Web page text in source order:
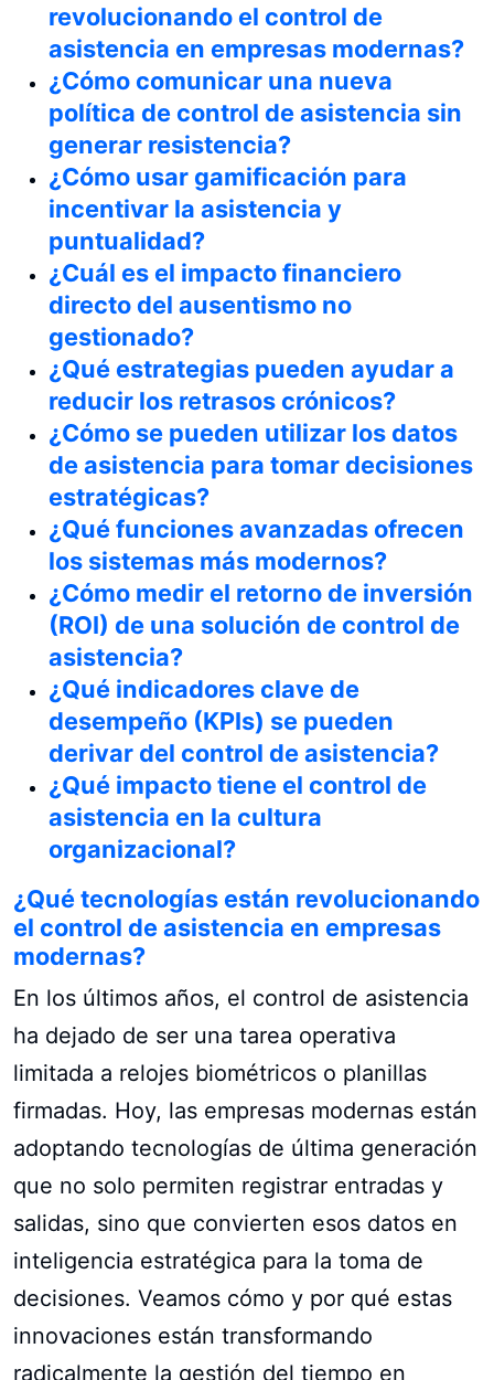
revolucionando el control de
asistencia en empresas modernas?
¿Cómo comunicar una nueva
política de control de asistencia sin
generar resistencia?
¿Cómo usar gamificación para
incentivar la asistencia y
puntualidad?
¿Cuál es el impacto financiero
directo del ausentismo no
gestionado?
¿Qué estrategias pueden ayudar a
reducir los retrasos crónicos?
¿Cómo se pueden utilizar los datos
de asistencia para tomar decisiones
estratégicas?
¿Qué funciones avanzadas ofrecen
los sistemas más modernos?
¿Cómo medir el retorno de inversión
(ROI) de una solución de control de
asistencia?
¿Qué indicadores clave de
desempeño (KPIs) se pueden
derivar del control de asistencia?
¿Qué impacto tiene el control de
asistencia en la cultura
organizacional?
¿Qué tecnologías están revolucionando
el control de asistencia en empresas
modernas?
En los últimos años, el control de asistencia
ha dejado de ser una tarea operativa
limitada a relojes biométricos o planillas
firmadas. Hoy, las empresas modernas están
adoptando tecnologías de última generación
que no solo permiten registrar entradas y
salidas, sino que convierten esos datos en
inteligencia estratégica para la toma de
decisiones. Veamos cómo y por qué estas
innovaciones están transformando
radicalmente la gestión del tiempo en